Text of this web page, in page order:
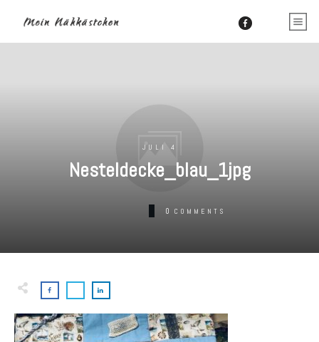
JULI 4
Nesteldecke_blau_1jpg
0 COMMENTS